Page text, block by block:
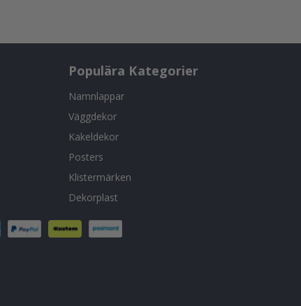
Populära Kategorier
Namnlappar
Väggdekor
Kakeldekor
Posters
Klistermärken
Dekorplast